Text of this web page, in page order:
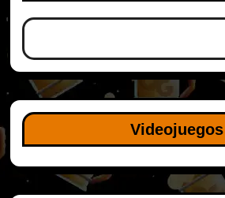
Videojuegos